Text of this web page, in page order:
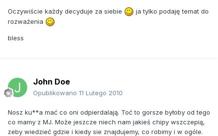
Z poważaniem,
Borys Musielak, twórca Grupy Jakilinux, autor listu
kilkudziesięciu podpisów blogerów, prawników,
przedsiębiorców i ludzi w inny sposób związanych z
Internetem. Jeśli chcesz podpisać się pod listem, napisz na
jak najszybciej na adres borys@musielak.eu podając swoje
imię, nazwisko i firmę / serwis internetowy / blog, które
reprezentujesz]
Oczywiście każdy decyduje za siebie
ja tylko podaję temat do
rozważenia
bless
John Doe
Opublikowano 11 Lutego 2010
Nosz ku**a mać co oni odpierdalają. Toć to gorsze byłoby od tego
co mamy z MJ. Może jeszcze niech nam jakieś chipy wszczepią,
zeby wiedzieć gdzie i kiedy sie znajdujemy, co robimy i w ogóle.